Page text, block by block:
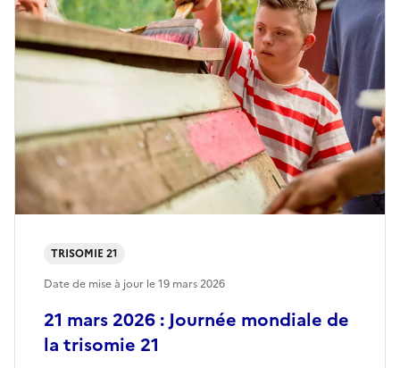
21 mars 2026 : Journée mondiale de
la trisomie 21
TRISOMIE 21
Date de mise à jour le19 mars 2026